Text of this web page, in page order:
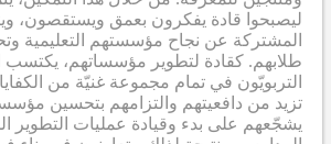
ليصبحوا قادة يفكرون بعمق ويستقصون،
المشتركة عن نجاح مؤسستهم التعليمية
طلابهم. كقادة لتطوير مؤسساتهم، يكتسب
التربويّون في تمام مجموعة غنيّة من
تزيد من دافعيتهم والتزامهم بتحسين
يشجّعهم على بدء وقيادة عمليات التطوير